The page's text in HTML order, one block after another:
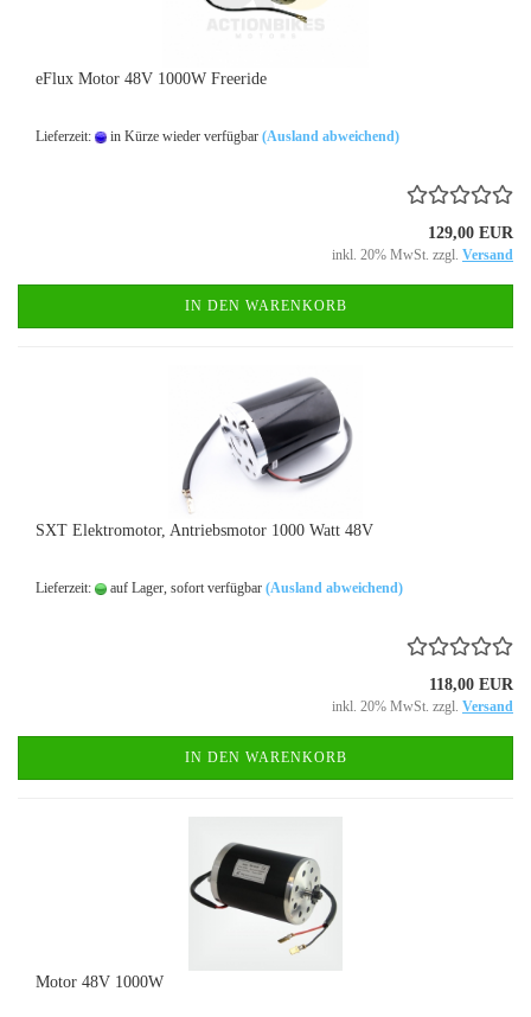
eFlux Motor 48V 1000W Freeride
Lieferzeit: in Kürze wieder verfügbar (Ausland abweichend)
129,00 EUR
inkl. 20% MwSt. zzgl. Versand
IN DEN WARENKORB
SXT Elektromotor, Antriebsmotor 1000 Watt 48V
Lieferzeit: auf Lager, sofort verfügbar (Ausland abweichend)
118,00 EUR
inkl. 20% MwSt. zzgl. Versand
IN DEN WARENKORB
Motor 48V 1000W